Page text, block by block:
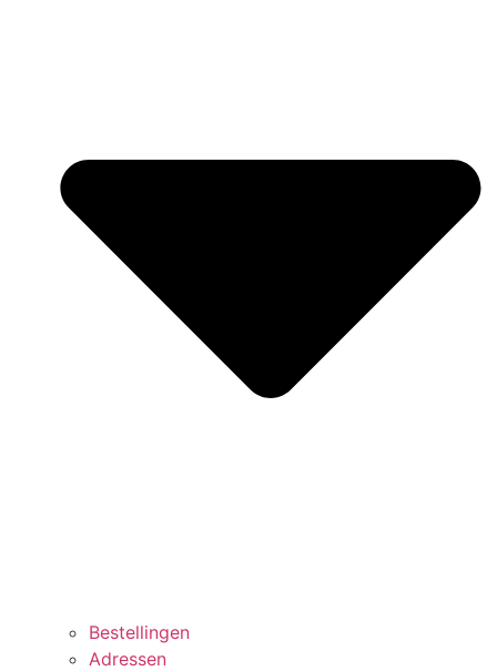
Bestellingen
Adressen